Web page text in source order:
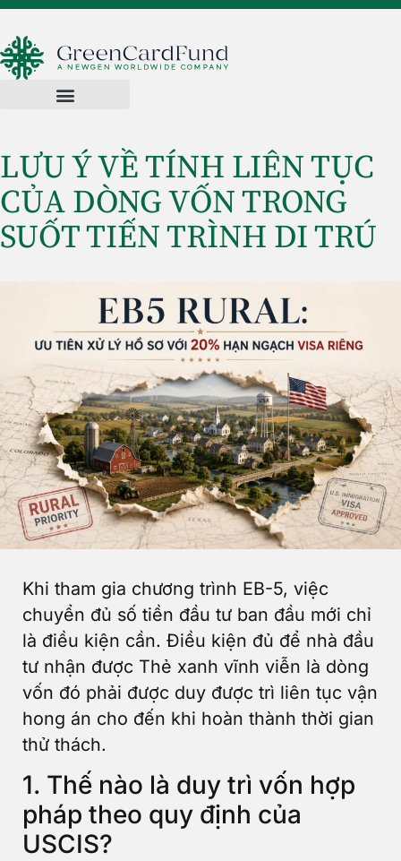
LƯU Ý VỀ TÍNH LIÊN TỤC
CỦA DÒNG VỐN TRONG
SUỐT TIẾN TRÌNH DI TRÚ
Khi tham gia chương trình EB-5, việc
chuyển đủ số tiền đầu tư ban đầu mới chỉ
là điều kiện cần. Điều kiện đủ để nhà đầu
tư nhận được Thẻ xanh vĩnh viễn là dòng
vốn đó phải được duy được trì liên tục vận
hong án cho đến khi hoàn thành thời gian
thử thách.
1. Thế nào là duy trì vốn hợp
pháp theo quy định của
USCIS?